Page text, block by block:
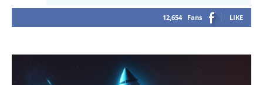
12,654 Fans LIKE